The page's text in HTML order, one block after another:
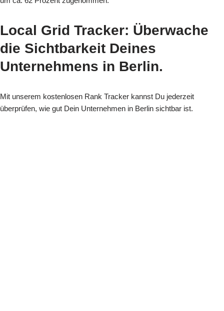
Local Grid Tracker: Überwache
die Sichtbarkeit Deines
Unternehmens in Berlin.
Mit unserem kostenlosen Rank Tracker kannst Du jederzeit
überprüfen, wie gut Dein Unternehmen in Berlin sichtbar ist.